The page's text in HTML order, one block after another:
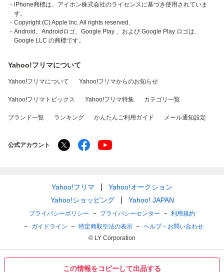
この情報をコピーして出品する
・iPhone商標は、アイホン株式会社のライセンスに基づき使用されていま
す。
・Copyright (C) Apple Inc. All rights reserved.
・Android、Androidロゴ、Google Play 、および Google Play ロゴは、
Google LLC の商標です。
Yahoo!フリマについて
Yahoo!フリマについて Yahoo!フリマからのお知らせ
Yahoo!フリマトピックス Yahoo!フリマ特集 カテゴリ一覧
ブランド一覧 ランキング かんたんご利用ガイド メール通知設定
公式アカウント
Yahoo!フリマ
Yahoo!オークション
Yahoo!ショッピング
Yahoo! JAPAN
プライバシーポリシー プライバシーセンター
利用規約
ガイドライン
特定商取引法の表示
ヘルプ・お問い合わせ
© LY Corporation